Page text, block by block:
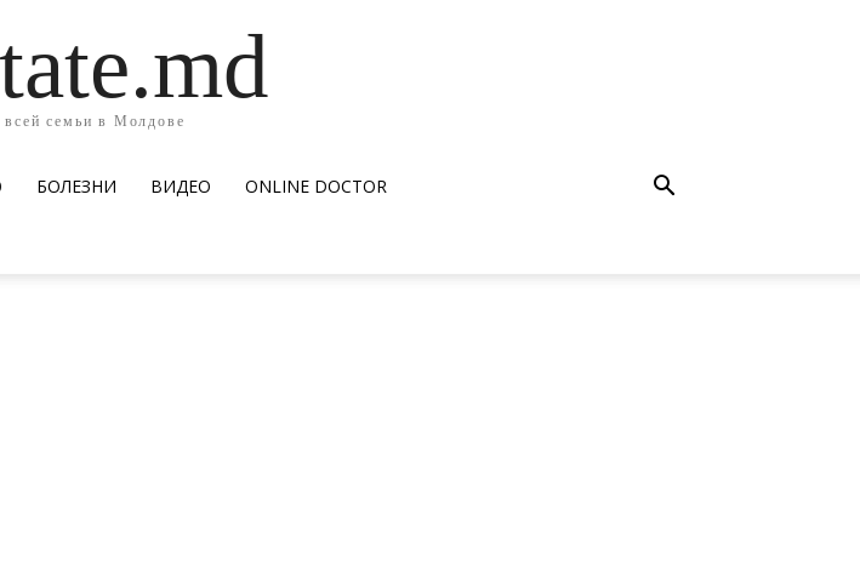
семьи в Молдове
БОЛЕЗНИ ВИДЕО ОNLINE DOCTOR